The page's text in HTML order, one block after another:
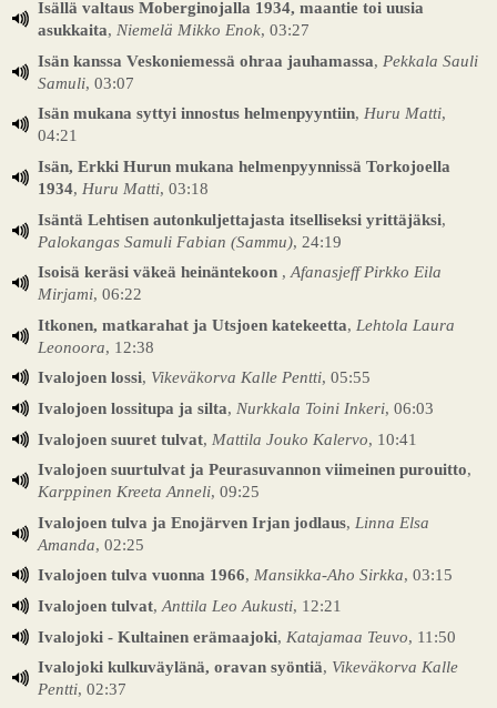
Isällä valtaus Moberginojalla 1934, maantie toi uusia
asukkaita, Niemelä Mikko Enok, 03:27
Isän kanssa Veskoniemessä ohraa jauhamassa, Pekkala Sauli
Samuli, 03:07
Isän mukana syttyi innostus helmenpyyntiin, Huru Matti,
04:21
Isän, Erkki Hurun mukana helmenpyynnissä Torkojoella
1934, Huru Matti, 03:18
Isäntä Lehtisen autonkuljettajasta itselliseksi yrittäjäksi,
Palokangas Samuli Fabian (Sammu), 24:19
Isoisä keräsi väkeä heinäntekoon , Afanasjeff Pirkko Eila
Mirjami, 06:22
Itkonen, matkarahat ja Utsjoen katekeetta, Lehtola Laura
Leonoora, 12:38
Ivalojoen lossi, Vikeväkorva Kalle Pentti, 05:55
Ivalojoen lossitupa ja silta, Nurkkala Toini Inkeri, 06:03
Ivalojoen suuret tulvat, Mattila Jouko Kalervo, 10:41
Ivalojoen suurtulvat ja Peurasuvannon viimeinen purouitto,
Karppinen Kreeta Anneli, 09:25
Ivalojoen tulva ja Enojärven Irjan jodlaus, Linna Elsa
Amanda, 02:25
Ivalojoen tulva vuonna 1966, Mansikka-Aho Sirkka, 03:15
Ivalojoen tulvat, Anttila Leo Aukusti, 12:21
Ivalojoki - Kultainen erämaajoki, Katajamaa Teuvo, 11:50
Ivalojoki kulkuväylänä, oravan syöntiä, Vikeväkorva Kalle
Pentti, 02:37